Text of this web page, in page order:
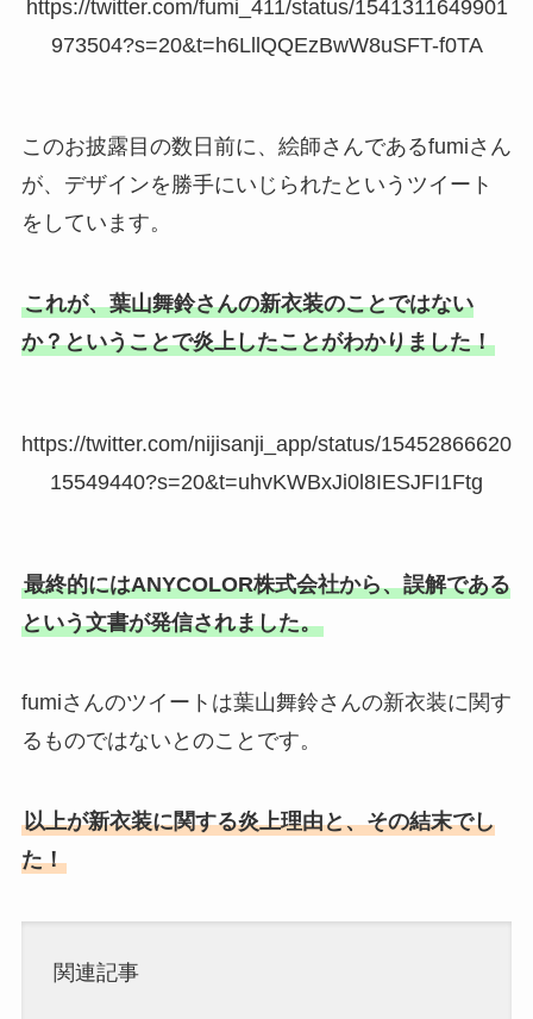
https://twitter.com/fumi_411/status/1541311649901
973504?s=20&t=h6LllQQEzBwW8uSFT-f0TA
このお披露目の数日前に、絵師さんであるfumiさん
が、デザインを勝手にいじられたというツイート
をしています。
これが、葉山舞鈴さんの新衣装のことではない
か？ということで炎上したことがわかりました！
https://twitter.com/nijisanji_app/status/15452866620
15549440?s=20&t=uhvKWBxJi0l8IESJFI1Ftg
最終的にはANYCOLOR株式会社から、誤解である
という文書が発信されました。
fumiさんのツイートは葉山舞鈴さんの新衣装に関す
るものではないとのことです。
以上が新衣装に関する炎上理由と、その結末でし
た！
関連記事